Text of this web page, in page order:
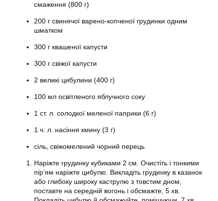
смаження (800 г)
200 г свинячої варено-копченої грудинки одним
шматком
300 г квашеної капусти
300 г свіжої капусти
2 великі цибулини (400 г)
100 мл освітленого яблучного соку
1 ст. л. солодкої меленої паприки (6 г)
1 ч. л. насіння кмину (3 г)
сіль, свіжомелений чорний перець
Наріжте грудинку кубиками 2 см. Очистіть і тонкими
пір’ям наріжте цибулю. Викладіть грудинку в казанок
або глибоку широку каструлю з товстим дном,
поставте на середній вогонь і обсмажте, 5 хв.